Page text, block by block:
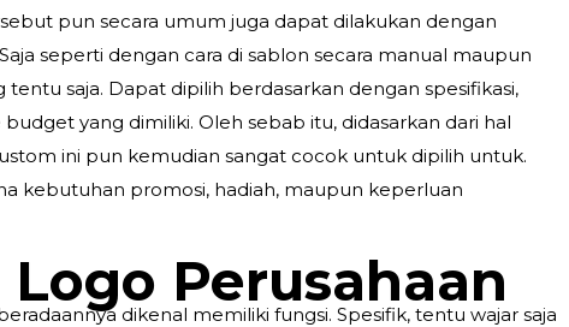
pun secara umum juga dapat dilakukan dengan
seperti dengan cara di sablon secara manual maupun
saja. Dapat dipilih berdasarkan dengan spesifikasi,
yang dimiliki. Oleh sebab itu, didasarkan dari hal
ini pun kemudian sangat cocok untuk dipilih untuk.
kebutuhan promosi, hadiah, maupun keperluan
Logo Perusahaan
dikenal memiliki fungsi. Spesifik, tentu wajar saja